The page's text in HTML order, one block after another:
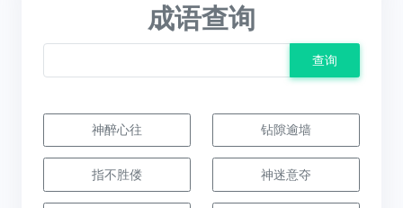
成语查询
查询
神醉心往 钻隙逾墙
指不胜偻 神迷意夺